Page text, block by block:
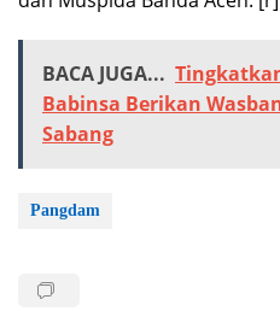
BACA JUGA...
Babinsa Berikan
Sabang
Pangdam